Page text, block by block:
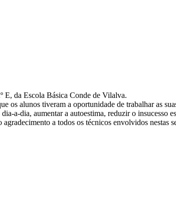
E, da Escola Básica Conde de Vilalva.
os alunos tiveram a oportunidade de trabalhar as
a-dia, aumentar a autoestima, reduzir o insucesso
a todos os técnicos envolvidos nestas